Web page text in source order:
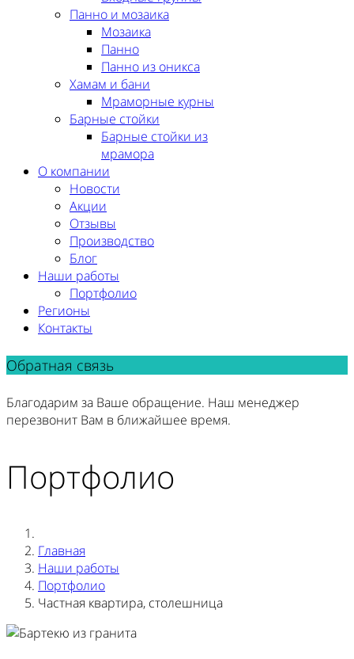
Панно и мозаика
Мозаика
Панно
Панно из оникса
Хамам и бани
Мраморные курны
Барные стойки
Барные стойки из
мрамора
О компании
Новости
Акции
Отзывы
Производство
Блог
Наши работы
Портфолио
Регионы
Контакты
Обратная связь
Благодарим за Ваше обращение. Наш менеджер
перезвонит Вам в ближайшее время.
Портфолио
Главная
Наши работы
Портфолио
Частная квартира, столешница